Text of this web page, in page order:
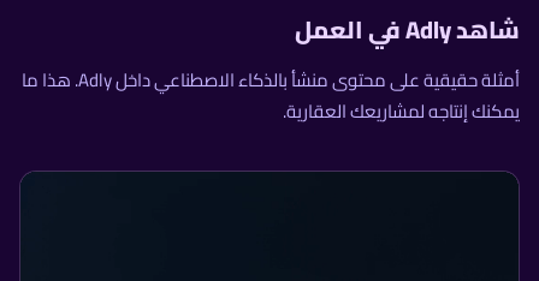
شاهد Adly في العمل
أمثلة حقيقية على محتوى منشأ بالذكاء الاصطناعي داخل Adly. هذا ما
يمكنك إنتاجه لمشاريعك العقارية.